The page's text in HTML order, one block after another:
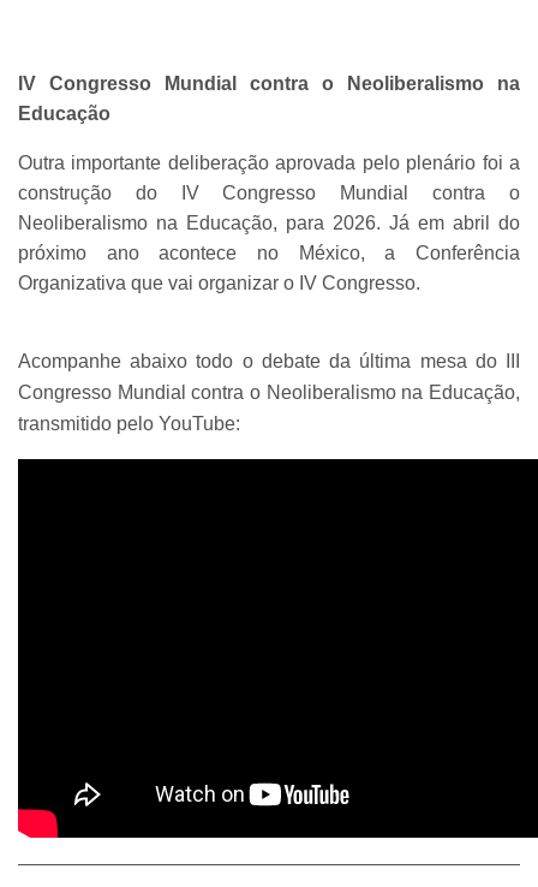
IV Congresso Mundial contra o Neoliberalismo na
Educação
Outra importante deliberação aprovada pelo plenário foi a
construção do IV Congresso Mundial contra o
Neoliberalismo na Educação, para 2026. Já em abril do
próximo ano acontece no México, a Conferência
Organizativa que vai organizar o IV Congresso.
Acompanhe abaixo todo o debate da última mesa do III
Congresso Mundial contra o Neoliberalismo na Educação,
transmitido pelo YouTube: